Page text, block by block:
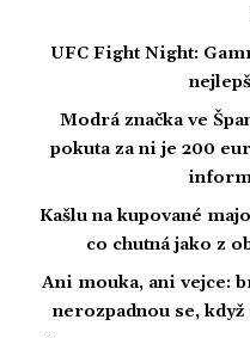
UFC Fight Night:
Modrá značka ve
pokuta za ni je 200
Kašlu na kupované
co chutná jako z
Ani mouka, ani vejce:
nerozpadnou se,